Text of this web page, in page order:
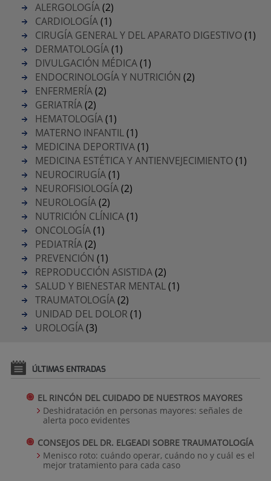
ALERGOLOGÍA(2)
CARDIOLOGÍA(1)
CIRUGÍA GENERAL Y DEL APARATO DIGESTIVO(1)
DERMATOLOGÍA(1)
DIVULGACIÓN MÉDICA(1)
ENDOCRINOLOGÍA Y NUTRICIÓN (2)
ENFERMERÍA(2)
GERIATRÍA(2)
HEMATOLOGÍA(1)
MATERNO INFANTIL(1)
MEDICINA DEPORTIVA(1)
MEDICINA ESTÉTICA Y ANTIENVEJECIMIENTO(1)
NEUROCIRUGÍA(1)
NEUROFISIOLOGÍA(2)
NEUROLOGÍA(2)
NUTRICIÓN CLÍNICA(1)
ONCOLOGÍA(1)
PEDIATRÍA(2)
PREVENCIÓN (1)
REPRODUCCIÓN ASISTIDA(2)
SALUD Y BIENESTAR MENTAL(1)
TRAUMATOLOGÍA(2)
UNIDAD DEL DOLOR(1)
UROLOGÍA(3)
ÚLTIMAS ENTRADAS
EL RINCÓN DEL CUIDADO DE NUESTROS MAYORES
Deshidratación en personas mayores: señales de
alerta poco evidentes
CONSEJOS DEL DR. ELGEADI SOBRE TRAUMATOLOGÍA
Menisco roto: cuándo operar, cuándo no y cuál es el
mejor tratamiento para cada caso